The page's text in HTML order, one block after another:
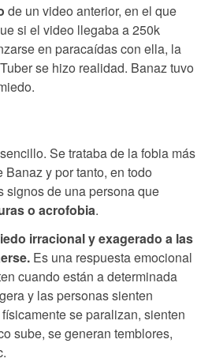
de un video anterior, en el que
si el video llegaba a 250k
en paracaídas con ella, la
se hizo realidad. Banaz tuvo
Se trataba de la fobia más
y por tanto, en todo
signos de una persona que
o acrofobia.
irracional y exagerado a las
Es una respuesta emocional
cuando están a determinada
y las personas sienten
se paralizan, sienten
sube, se generan temblores,